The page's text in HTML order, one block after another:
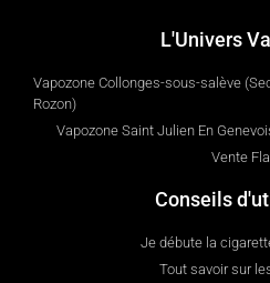
L'Univers
Vapozone Collonges-sous-salève
Rozon)
Vapozone Saint Julien En
Vente
Conseils
Je débute la
Tout savoir sur